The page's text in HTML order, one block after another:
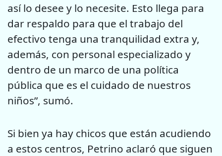
así lo desee y lo necesite. Esto llega para
dar respaldo para que el trabajo del
efectivo tenga una tranquilidad extra y,
además, con personal especializado y
dentro de un marco de una política
pública que es el cuidado de nuestros
niños”, sumó.
Si bien ya hay chicos que están acudiendo
a estos centros, Petrino aclaró que siguen